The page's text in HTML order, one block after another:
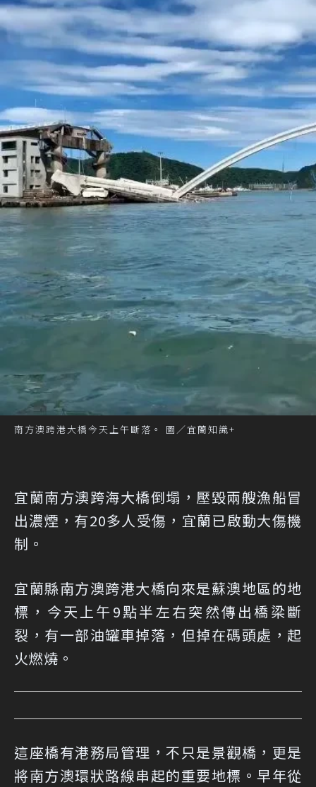
南方澳跨港大橋今天上午斷落。 圖／宜蘭知識+
宜蘭南方澳跨海大橋倒塌，壓毀兩艘漁船冒
出濃煙，有20多人受傷，宜蘭已啟動大傷機
制。
宜蘭縣南方澳跨港大橋向來是蘇澳地區的地
標，今天上午9點半左右突然傳出橋梁斷
裂，有一部油罐車掉落，但掉在碼頭處，起
火燃燒。
這座橋有港務局管理，不只是景觀橋，更是
將南方澳環狀路線串起的重要地標。早年從